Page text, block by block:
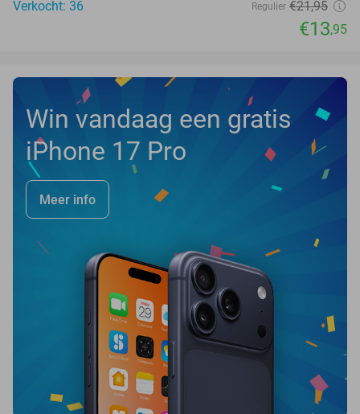
Verkocht: 36 Regulier €21,95
€13,95
Win vandaag een gratis
iPhone 17 Pro
Meer info